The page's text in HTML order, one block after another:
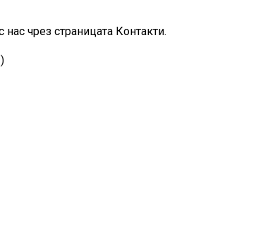
чрез страницата Контакти.